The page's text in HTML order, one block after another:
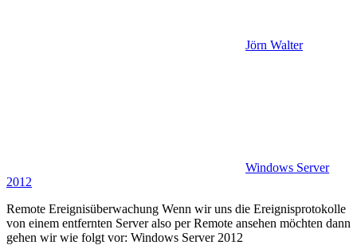
Jörn Walter
Windows Server
2012
Remote Ereignisüberwachung Wenn wir uns die Ereignisprotokolle
von einem entfernten Server also per Remote ansehen möchten dann
gehen wir wie folgt vor: Windows Server 2012